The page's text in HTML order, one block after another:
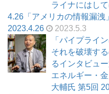
ライナにはし
4.26「アメリカの情報漏
2023.4.26
2023.5.3
「パイプライ
それを破壊す
るインタビュ
エネルギー・
大輔氏 第5回